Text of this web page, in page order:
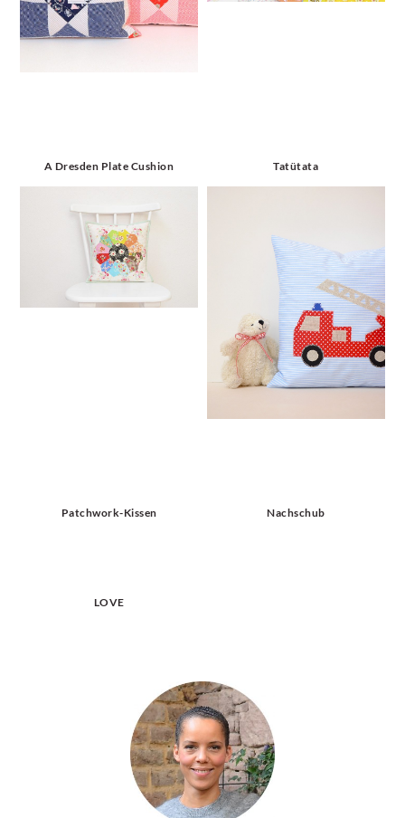
A Dresden Plate Cushion Tatütata
Patchwork-Kissen Nachschub
LOVE